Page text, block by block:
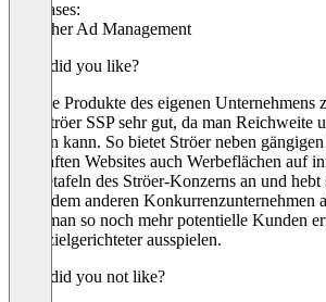
Use cases:
Publisher Ad Management
What did you like?
Um die Produkte des eigenen Unternehmens
sich Ströer SSP sehr gut, da man Reichweite
wählen kann. So bietet Ströer neben
namhaften Websites auch Werbeflächen auf
Werbetafeln des Ströer-Konzerns an und
von jedem anderen Konkurrenzunternehmen
kann man so noch mehr potentielle Kunden
noch zielgerichteter ausspielen.
What did you not like?